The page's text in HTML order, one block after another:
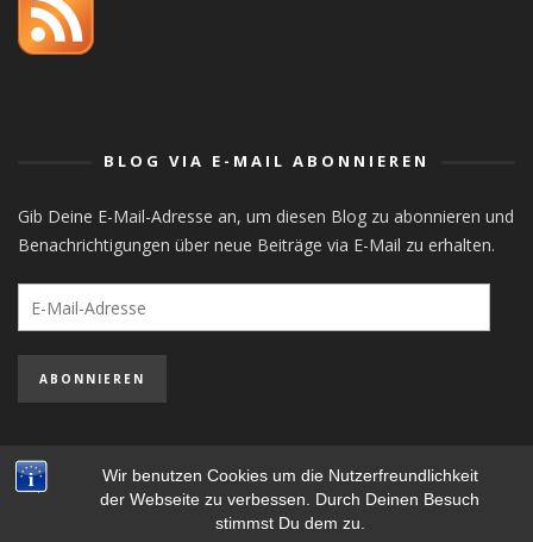
Wir benutzen Cookies um die Nutzerfreundlichkeit
der Webseite zu verbessen. Durch Deinen Besuch
stimmst Du dem zu.
BLOG VIA E-MAIL ABONNIEREN
Gib Deine E-Mail-Adresse an, um diesen Blog zu abonnieren und
Benachrichtigungen über neue Beiträge via E-Mail zu erhalten.
Mail-
Adresse
ABONNIEREN
STEFAN MAYER-POPP - COPYRIGHT ©, ALL RIGHTS RESERVED.